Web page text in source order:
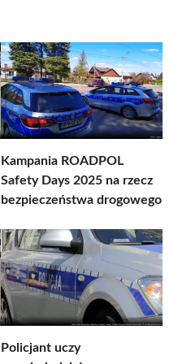
Kampania ROADPOL
Safety Days 2025 na rzecz
bezpieczeństwa drogowego
Policjant uczy